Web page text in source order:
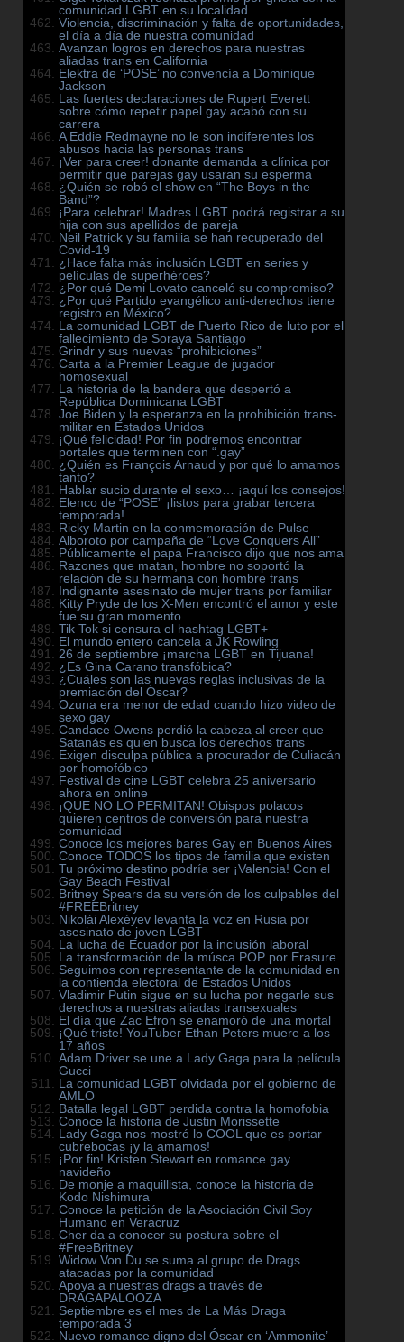
comunidad LGBT en su localidad
Violencia, discriminación y falta de oportunidades,
el día a día de nuestra comunidad
Avanzan logros en derechos para nuestras
aliadas trans en California
Elektra de ‘POSE’ no convencía a Dominique
Jackson
Las fuertes declaraciones de Rupert Everett
sobre cómo repetir papel gay acabó con su
carrera
A Eddie Redmayne no le son indiferentes los
abusos hacia las personas trans
¡Ver para creer! donante demanda a clínica por
permitir que parejas gay usaran su esperma
¿Quién se robó el show en “The Boys in the
Band”?
¡Para celebrar! Madres LGBT podrá registrar a su
hija con sus apellidos de pareja
Neil Patrick y su familia se han recuperado del
Covid-19
¿Hace falta más inclusión LGBT en series y
películas de superhéroes?
¿Por qué Demi Lovato canceló su compromiso?
¿Por qué Partido evangélico anti-derechos tiene
registro en México?
La comunidad LGBT de Puerto Rico de luto por el
fallecimiento de Soraya Santiago
Grindr y sus nuevas “prohibiciones”
Carta a la Premier League de jugador
homosexual
La historia de la bandera que despertó a
República Dominicana LGBT
Joe Biden y la esperanza en la prohibición trans-
militar en Estados Unidos
¡Qué felicidad! Por fin podremos encontrar
portales que terminen con “.gay”
¿Quién es François Arnaud y por qué lo amamos
tanto?
Hablar sucio durante el sexo… ¡aquí los consejos!
Elenco de “POSE” ¡listos para grabar tercera
temporada!
Ricky Martin en la conmemoración de Pulse
Alboroto por campaña de “Love Conquers All”
Públicamente el papa Francisco dijo que nos ama
Razones que matan, hombre no soportó la
relación de su hermana con hombre trans
Indignante asesinato de mujer trans por familiar
Kitty Pryde de los X-Men encontró el amor y este
fue su gran momento
Tik Tok si censura el hashtag LGBT+
El mundo entero cancela a JK Rowling
26 de septiembre ¡marcha LGBT en Tijuana!
¿Es Gina Carano transfóbica?
¿Cuáles son las nuevas reglas inclusivas de la
premiación del Óscar?
Ozuna era menor de edad cuando hizo video de
sexo gay
Candace Owens perdió la cabeza al creer que
Satanás es quien busca los derechos trans
Exigen disculpa pública a procurador de Culiacán
por homofóbico
Festival de cine LGBT celebra 25 aniversario
ahora en online
¡QUE NO LO PERMITAN! Obispos polacos
quieren centros de conversión para nuestra
comunidad
Conoce los mejores bares Gay en Buenos Aires
Conoce TODOS los tipos de familia que existen
Tu próximo destino podría ser ¡Valencia! Con el
Gay Beach Festival
Britney Spears da su versión de los culpables del
#FREEBritney
Nikolái Alexéyev levanta la voz en Rusia por
asesinato de joven LGBT
La lucha de Ecuador por la inclusión laboral
La transformación de la músca POP por Erasure
Seguimos con representante de la comunidad en
la contienda electoral de Estados Unidos
Vladimir Putin sigue en su lucha por negarle sus
derechos a nuestras aliadas transexuales
El día que Zac Efron se enamoró de una mortal
¡Qué triste! YouTuber Ethan Peters muere a los
17 años
Adam Driver se une a Lady Gaga para la película
Gucci
La comunidad LGBT olvidada por el gobierno de
AMLO
Batalla legal LGBT perdida contra la homofobia
Conoce la historia de Justin Morissette
Lady Gaga nos mostró lo COOL que es portar
cubrebocas ¡y la amamos!
¡Por fin! Kristen Stewart en romance gay
navideño
De monje a maquillista, conoce la historia de
Kodo Nishimura
Conoce la petición de la Asociación Civil Soy
Humano en Veracruz
Cher da a conocer su postura sobre el
#FreeBritney
Widow Von Du se suma al grupo de Drags
atacadas por la comunidad
Apoya a nuestras drags a través de
DRAGAPALOOZA
Septiembre es el mes de La Más Draga
temporada 3
Nuevo romance digno del Óscar en ‘Ammonite’